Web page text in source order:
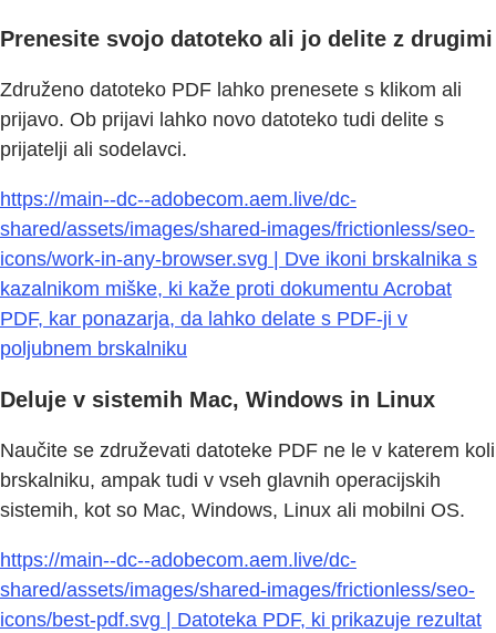
Prenesite svojo datoteko ali jo delite z drugimi
Združeno datoteko PDF lahko prenesete s klikom ali
prijavo. Ob prijavi lahko novo datoteko tudi delite s
prijatelji ali sodelavci.
https://main--dc--adobecom.aem.live/dc-
shared/assets/images/shared-images/frictionless/seo-
icons/work-in-any-browser.svg | Dve ikoni brskalnika s
kazalnikom miške, ki kaže proti dokumentu Acrobat
PDF, kar ponazarja, da lahko delate s PDF-ji v
poljubnem brskalniku
Deluje v sistemih Mac, Windows in Linux
Naučite se združevati datoteke PDF ne le v katerem koli
brskalniku, ampak tudi v vseh glavnih operacijskih
sistemih, kot so Mac, Windows, Linux ali mobilni OS.
https://main--dc--adobecom.aem.live/dc-
shared/assets/images/shared-images/frictionless/seo-
icons/best-pdf.svg | Datoteka PDF, ki prikazuje rezultat